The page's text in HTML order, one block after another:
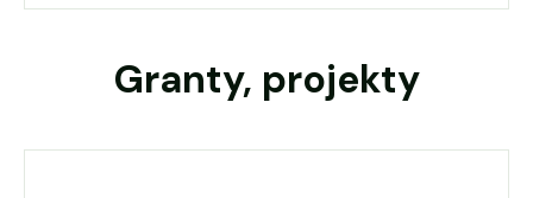
Granty, projekty